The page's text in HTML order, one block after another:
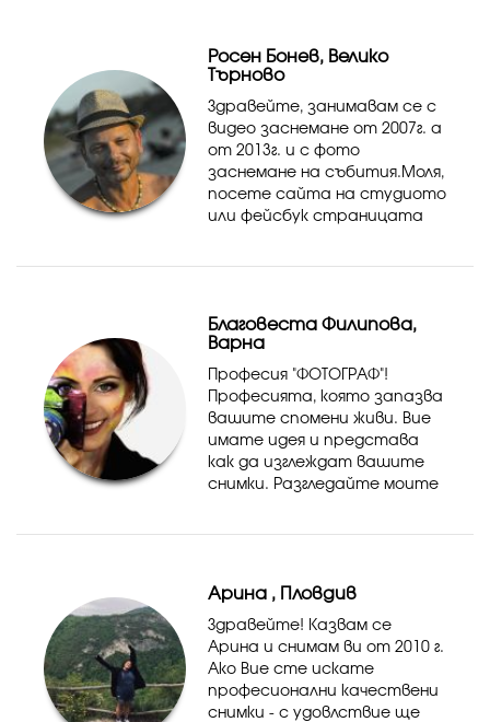
Росен Бонев, Велико
Търново
Здравейте, занимавам се с
видео заснемане от 2007г. а
от 2013г. и с фото
заснемане на събития.Моля,
посете сайта на студиото
или фейсбук страницата
Благовеста Филипова,
Варна
Професия "ФОТОГРАФ"!
Професията, която запазва
вашите спомени живи. Вие
имате идея и представа
как да изглеждат вашите
снимки. Разгледайте моите
Арина , Пловдив
Здравейте! Казвам се
Арина и снимам ви от 2010 г.
Ако Вие сте искате
професионални качествени
снимки - с удовлствие ще